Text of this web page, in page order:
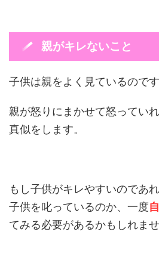
親がキレないこと
子供は親をよく見ているのです
親が怒りにまかせて怒ってい
真似をします。
もし子供がキレやすいのであ
子供を叱っているのか、一度
てみる必要があるかもしれませ